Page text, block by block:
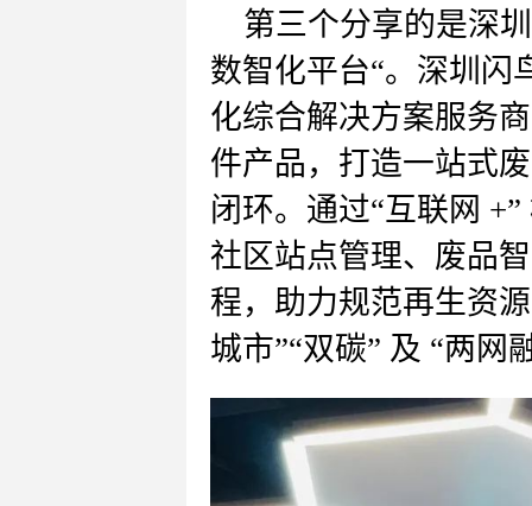
第三个分享的是深
数智化平台“。 深圳闪
化综合解决方案服务
件产品，打造一站式
闭环。通过“互联网
社区站点管理、废品
程，助力规范再生资
城市”“双碳” 及 “两网